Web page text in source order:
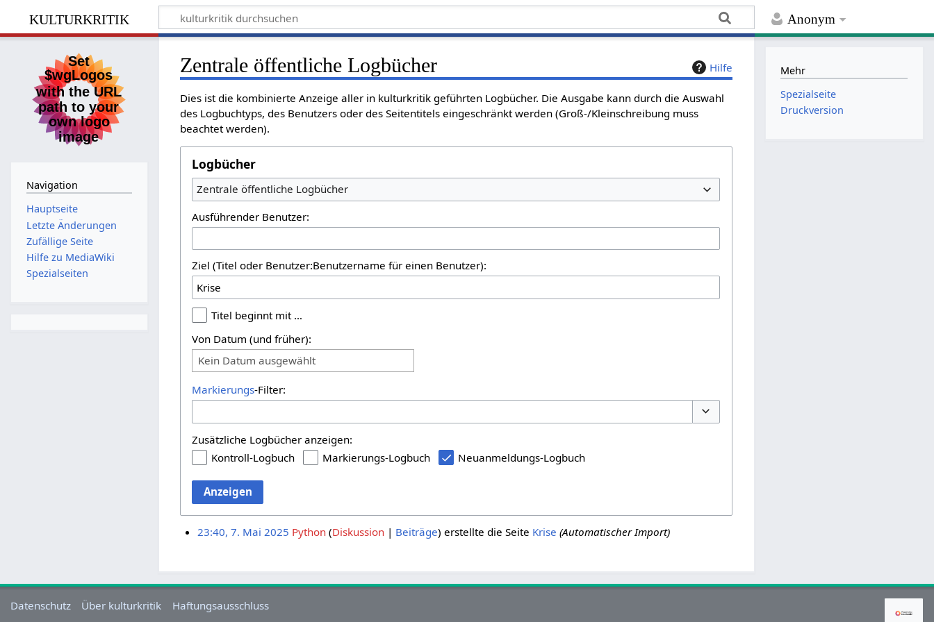
Anonym
kulturkritik
Hilfe
Zentrale öffentliche Logbücher
Dies ist die kombinierte Anzeige aller in kulturkritik geführten Logbücher. Die Ausgabe kann durch die Auswahl
des Logbuchtyps, des Benutzers oder des Seitentitels eingeschränkt werden (Groß-/Kleinschreibung muss
beachtet werden).
Logbücher
Zentrale öffentliche Logbücher
Ausführender Benutzer:
Ziel (Titel oder Benutzer:Benutzername für einen Benutzer):
Titel beginnt mit …
Von Datum (und früher):
Kein Datum ausgewählt
Markierungs-Filter:
Zusätzliche Logbücher anzeigen:
Kontroll-Logbuch
Markierungs-Logbuch Neuanmeldungs-Logbuch
Anzeigen
23:40, 7. Mai 2025 Python Diskussion Beiträge erstellte die Seite Krise (Automatischer Import)
Navigation
Hauptseite
Letzte Änderungen
Zufällige Seite
Hilfe zu MediaWiki
Spezialseiten
Mehr
Spezialseite
Druckversion
Datenschutz Über kulturkritik Haftungsausschluss